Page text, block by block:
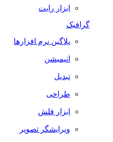
ابزار رایت
گرافیک
پلاگین نرم افزارها
انیمیشن
تبدیل
طراحی
ابزار فلش
ویرایشگر تصویر